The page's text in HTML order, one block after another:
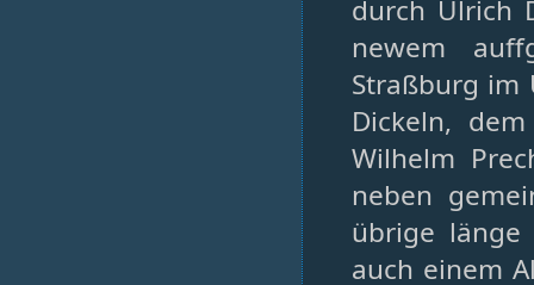
durch Ulrich
newem
Straßburg im
Dickeln,
Wilhelm
neben
übrige länge
auch einem